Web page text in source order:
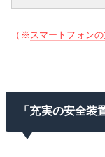
（※ スマートフォン
「充実の安全装